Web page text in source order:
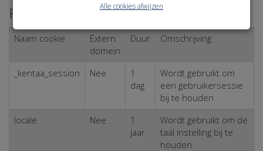
Functionele cookies
Naam cookie
Extern
domein
Duur Omschrijving
_kentaa_session Nee
1
dag
Wordt gebruikt om
een gebruikersessie
bij te houden
locale
Nee
1
jaar
Wordt gebruikt om de
taal instelling bij te
houden
Alle cookies afwijzen